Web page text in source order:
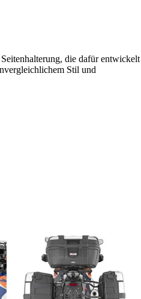
die dafür entwickelt
Stil und